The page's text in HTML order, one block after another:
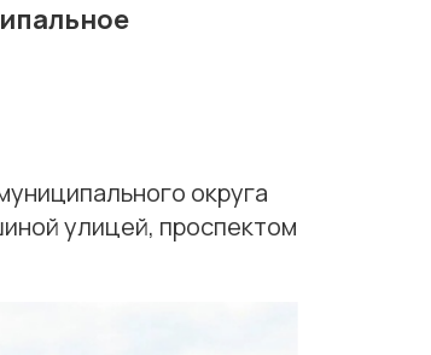
округа
улицей, проспектом